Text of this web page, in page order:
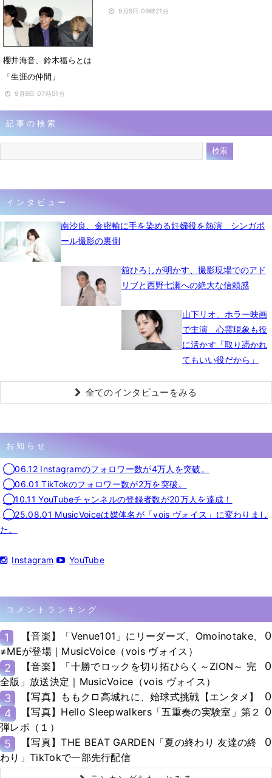
9月9日 10時56分 9月9日 09時21分
櫻井海音、鈴木福らとは
「生涯の仲間」
9月9日 07時51分
記事の検索
インタビュー
南沙良、金密輸に手を染める妊婦役を熱演 シンガポ
ール撮影の裏側
舘ひろしが明かす、撮影現場でのアド
リブと西野七瀬への絶大な信頼感
山下リオ、ホラー映画
で主演 心霊現象も役
に活かす「取り憑かれ
てもいい役だから」
全てのインタビューをみる
お知らせ
◯06.12 Instagramのフォロワー数が4万人を突破。
◯06.01 TikTokのフォロワー数が2万を突破。
◯10.11 YouTubeチャンネルの登録者数が20万人を達成！
◯25.08.01 MusicVoiceは媒体名が「vois ヴォイス」に変わりまし
た。
Instagram YouTube
コメントランキング
1
【音楽】「Venue101」にリーダーズ、Omoinotake、
≠MEが登場｜MusicVoice（vois ヴォイス）
0
2
【音楽】「十勝でロックを切り拓ひらく～ZION～ 完
全版」放送決定｜MusicVoice（vois ヴォイス）
0
3 【写真】ももクロ高城れに、始球式挑戦【エンタメ】
0
4
【写真】Hello Sleepwalkers「五重奏の実験室」第２
弾レポ（１）
0
5
【写真】THE BEAT GARDEN「夏の終わり 友達の終
わり」TikTokで一部先行配信
0